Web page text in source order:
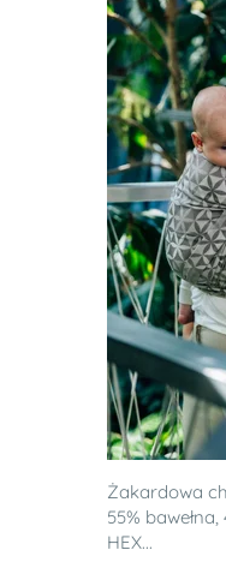
Żakardowa
55%
HEX...